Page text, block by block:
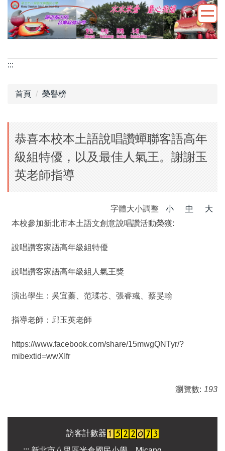
跳
到
主
容
:::
首頁 榮譽榜
恭喜本校本土語說唱讚蟬聯客語高年
級組特優，以及最佳人氣王。謝謝玉
英老師指導
字體大小調整 小 中
大
本校參加新北市本土語文創意說唱讚活動榮獲:
說唱讚客家語高年級組特優
說唱讚客家語高年級組人氣王獎
演出學生：吳宜蓁、范瑈芯、張睿彧、蔡旻翰
指導老師：邱玉英老師
https://www.facebook.com/share/15mwgQNTyr/?
mibextid=wwXIfr
瀏覽數: 193
訪客計數器